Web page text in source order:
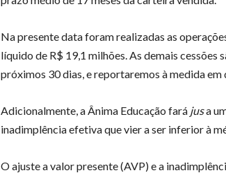
Na presente data foram realizadas as
líquido de R$ 19,1 milhões. As demais cessões
próximos 30 dias, e reportaremos à medida em
Adicionalmente, a Ânima Educação fará jusa
inadimplência efetiva que vier a ser inferior à
O ajuste a valor presente (AVP) e a